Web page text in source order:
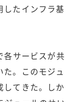
したインフラ基
サービスが共
。このモジュ
してきた。しか